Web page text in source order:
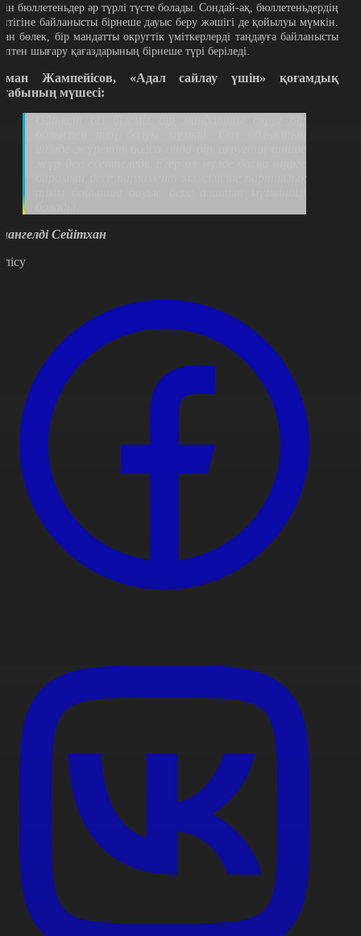
бюллетеньдер әр түрлі түсте болады. Сондай-ақ, бюллетеньдердің
байланысты бірнеше дауыс беру жәшігі де қойылуы мүмкін.
бөлек, бір мандатты округтік үміткерлерді таңдауға байланысты
шығару қағаздарының бірнеше түрі беріледі.
Жампейісов, «Адал сайлау үшін» қоғамдық
мүшесі:
Сейітхан